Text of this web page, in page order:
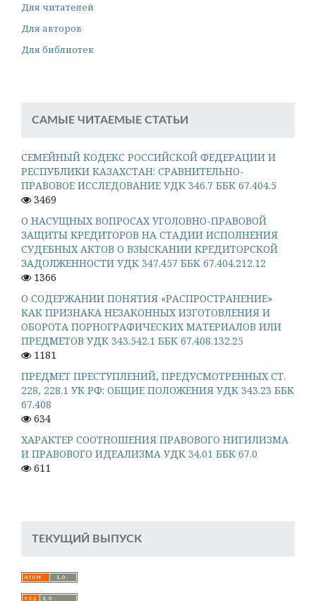
Для читателей
Для авторов
Для библиотек
САМЫЕ ЧИТАЕМЫЕ СТАТЬИ
СЕМЕЙНЫЙ КОДЕКС РОССИЙСКОЙ ФЕДЕРАЦИИ И
РЕСПУБЛИКИ КАЗАХСТАН: СРАВНИТЕЛЬНО-
ПРАВОВОЕ ИССЛЕДОВАНИЕ УДК 346.7 ББК 67.404.5
3469
О НАСУЩНЫХ ВОПРОСАХ УГОЛОВНО-ПРАВОВОЙ
ЗАЩИТЫ КРЕДИТОРОВ НА СТАДИИ ИСПОЛНЕНИЯ
СУДЕБНЫХ АКТОВ О ВЗЫСКАНИИ КРЕДИТОРСКОЙ
ЗАДОЛЖЕННОСТИ УДК 347.457 ББК 67.404.212.12
1366
О СОДЕРЖАНИИ ПОНЯТИЯ «РАСПРОСТРАНЕНИЕ»
КАК ПРИЗНАКА НЕЗАКОННЫХ ИЗГОТОВЛЕНИЯ И
ОБОРОТА ПОРНОГРАФИЧЕСКИХ МАТЕРИАЛОВ ИЛИ
ПРЕДМЕТОВ УДК 343.542.1 ББК 67.408.132.25
1181
ПРЕДМЕТ ПРЕСТУПЛЕНИЙ, ПРЕДУСМОТРЕННЫХ СТ.
228, 228.1 УК РФ: ОБЩИЕ ПОЛОЖЕНИЯ УДК 343.23 ББК
67.408
634
ХАРАКТЕР СООТНОШЕНИЯ ПРАВОВОГО НИГИЛИЗМА
И ПРАВОВОГО ИДЕАЛИЗМА УДК 34.01 ББК 67.0
611
ТЕКУЩИЙ ВЫПУСК